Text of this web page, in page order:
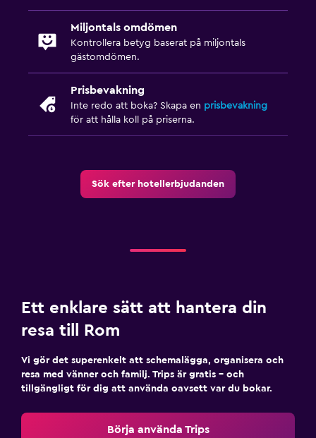
Miljontals omdömen
Kontrollera betyg baserat på miljontals
gästomdömen.
Prisbevakning
Inte redo att boka? Skapa en prisbevakning
för att hålla koll på priserna.
Sök efter hotellerbjudanden
Ett enklare sätt att hantera din
resa till Rom
Vi gör det superenkelt att schemalägga, organisera och
resa med vänner och familj. Trips är gratis – och
tillgängligt för dig att använda oavsett var du bokar.
Börja använda Trips